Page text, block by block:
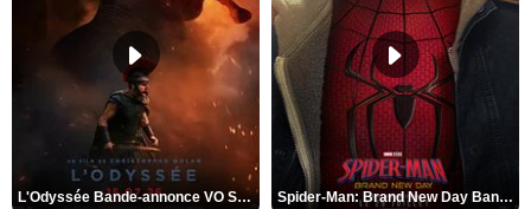
L'Odyssée Bande-annonce VO STFR Spider-Man: Brand New Day Bande-annonce VO STFR